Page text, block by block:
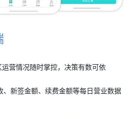
营情况随时掌控，决策有数可依
、新签金额、续费金额等每日营业数据